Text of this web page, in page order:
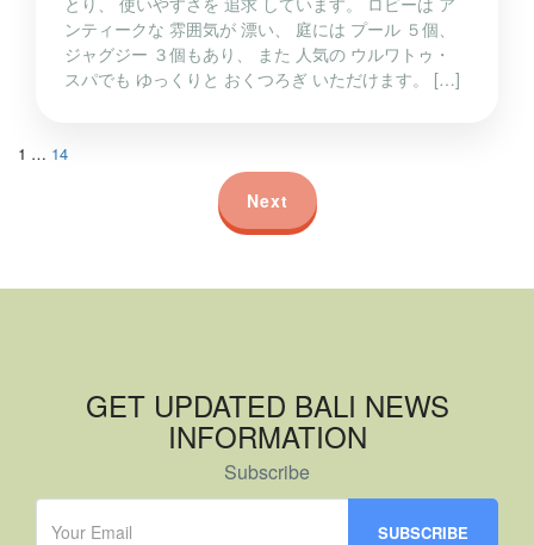
ンティークな 雰囲気が 漂い、 庭には プール ５個、
ジャグジー ３個もあり、 また 人気の ウルワトゥ・
スパでも ゆっくりと おくつろぎ いただけます。 […]
1 … 14
Next
GET UPDATED BALI NEWS
INFORMATION
Subscribe